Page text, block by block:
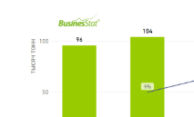
Основные блоки
Ключевые
мобильных